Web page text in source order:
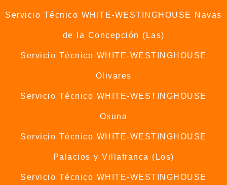
Servicio Técnico WHITE-WESTINGHOUSE Navas
de la Concepción (Las)
Servicio Técnico WHITE-WESTINGHOUSE
Olivares
Servicio Técnico WHITE-WESTINGHOUSE
Osuna
Servicio Técnico WHITE-WESTINGHOUSE
Palacios y Villafranca (Los)
Servicio Técnico WHITE-WESTINGHOUSE